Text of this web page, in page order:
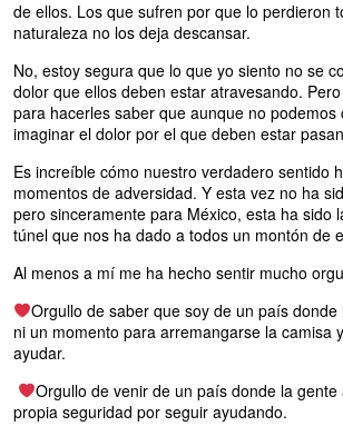
de ellos. Los que sufren por que lo perdieron
naturaleza no los deja descansar.
No, estoy segura que lo que yo siento no se
dolor que ellos deben estar atravesando.
para hacerles saber que aunque no podemos
imaginar el dolor por el que deben estar
Es increíble cómo nuestro verdadero sentido
momentos de adversidad. Y esta vez no ha
pero sinceramente para México, esta ha sido
túnel que nos ha dado a todos un montón de
Al menos a mí me ha hecho sentir mucho
Orgullo de saber que soy de un país
ni un momento para arremangarse la camisa
ayudar.
Orgullo de venir de un país donde la gente
propia seguridad por seguir ayudando.